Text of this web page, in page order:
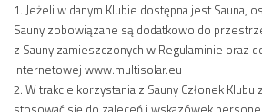
1. Jeżeli w danym Klubie dostępna jest Sauna,
Sauny zobowiązane są dodatkowo do
z Sauny zamieszczonych w Regulaminie oraz
internetowej www.multisolar.eu
2. W trakcie korzystania z Sauny Członek